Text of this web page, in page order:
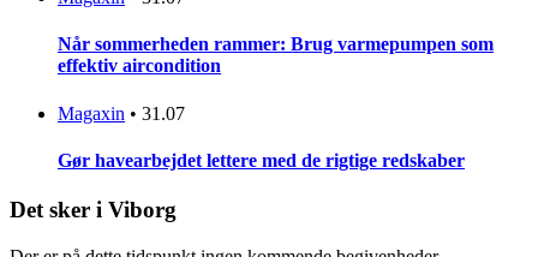
Når sommerheden rammer: Brug varmepumpen som
effektiv aircondition
Magaxin • 31.07
Gør havearbejdet lettere med de rigtige redskaber
Det sker i Viborg